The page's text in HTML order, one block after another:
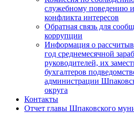
служебному поведению
конфликта интересов
Обратная связь для
коррупции
Информация о
год среднемесячной
руководителей, их
бухгалтеров
администрации
округа
Контакты
Отчет главы Шпаковского